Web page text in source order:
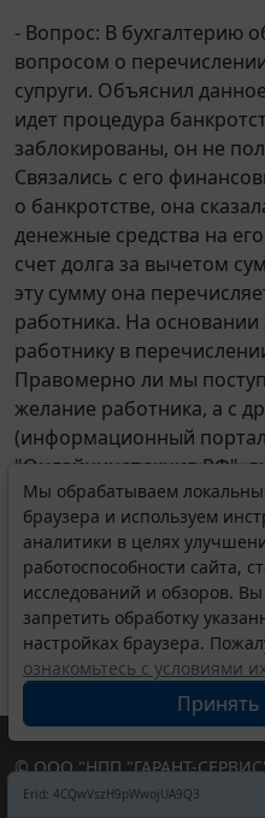
- Вопрос: В бухгалтерию
вопросом о
супруги. Объяснил
идет процедура
заблокированы, он не
Связались с его
о банкротстве, она
денежные средства на
счет долга за вычетом
эту сумму она
работника. На основании
работнику в
Правомерно ли мы
желание работника, а с
(информационный
"Онлайнинспекция.РФ",
Перепечатка
Мы обрабатываем
браузера и используем
аналитики в целях
работоспособности сайта,
исследований и обзоров.
запретить обработку
настройках браузера.
ознакомьтесь с условиями
Принять
Erid: 4CQwVszH9pWwojUA9Q3
© ООО "НПП "ГАРАНТ-
выпускается с 1990 года.